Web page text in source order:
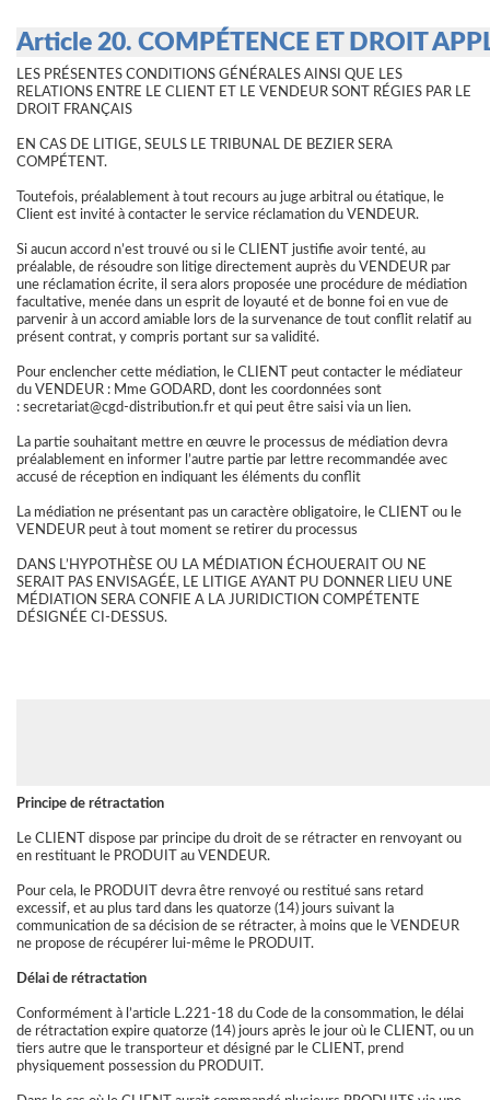
Article 20. COMPÉTENCE ET DROIT
LES PRÉSENTES CONDITIONS GÉNÉRALES AINSI QUE LES
RELATIONS ENTRE LE CLIENT ET LE VENDEUR SONT RÉGIES PAR LE
DROIT FRANÇAIS
EN CAS DE LITIGE, SEULS LE TRIBUNAL DE BEZIER SERA
COMPÉTENT.
Toutefois, préalablement à tout recours au juge arbitral ou étatique, le
Client est invité à contacter le service réclamation du VENDEUR.
Si aucun accord n’est trouvé ou si le CLIENT justifie avoir tenté, au
préalable, de résoudre son litige directement auprès du VENDEUR par
une réclamation écrite, il sera alors proposée une procédure de médiation
facultative, menée dans un esprit de loyauté et de bonne foi en vue de
parvenir à un accord amiable lors de la survenance de tout conflit relatif au
présent contrat, y compris portant sur sa validité.
Pour enclencher cette médiation, le CLIENT peut contacter le médiateur
du VENDEUR : Mme GODARD, dont les coordonnées sont
: secretariat@cgd-distribution.fr et qui peut être saisi via un lien.
La partie souhaitant mettre en œuvre le processus de médiation devra
préalablement en informer l’autre partie par lettre recommandée avec
accusé de réception en indiquant les éléments du conflit
La médiation ne présentant pas un caractère obligatoire, le CLIENT ou le
VENDEUR peut à tout moment se retirer du processus
DANS L’HYPOTHÈSE OU LA MÉDIATION ÉCHOUERAIT OU NE
SERAIT PAS ENVISAGÉE, LE LITIGE AYANT PU DONNER LIEU UNE
MÉDIATION SERA CONFIE A LA JURIDICTION COMPÉTENTE
DÉSIGNÉE CI-DESSUS.
Principe de rétractation
Le CLIENT dispose par principe du droit de se rétracter en renvoyant ou
en restituant le PRODUIT au VENDEUR.
Pour cela, le PRODUIT devra être renvoyé ou restitué sans retard
excessif, et au plus tard dans les quatorze (14) jours suivant la
communication de sa décision de se rétracter, à moins que le VENDEUR
ne propose de récupérer lui-même le PRODUIT.
Délai de rétractation
Conformément à l’article L.221-18 du Code de la consommation, le délai
de rétractation expire quatorze (14) jours après le jour où le CLIENT, ou un
tiers autre que le transporteur et désigné par le CLIENT, prend
physiquement possession du PRODUIT.